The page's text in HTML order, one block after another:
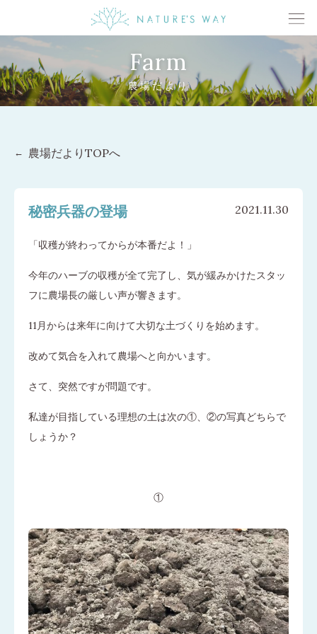
Farm
農場だより
農場だよりTOPへ
秘密兵器の登場 2021.11.30
「収穫が終わってからが本番だよ！」
今年のハーブの収穫が全て完了し、気が緩みかけたスタッ
フに農場長の厳しい声が響きます。
11月からは来年に向けて大切な土づくりを始めます。
改めて気合を入れて農場へと向かいます。
さて、突然ですが問題です。
私達が目指している理想の土は次の①、②の写真どちらで
しょうか？
①